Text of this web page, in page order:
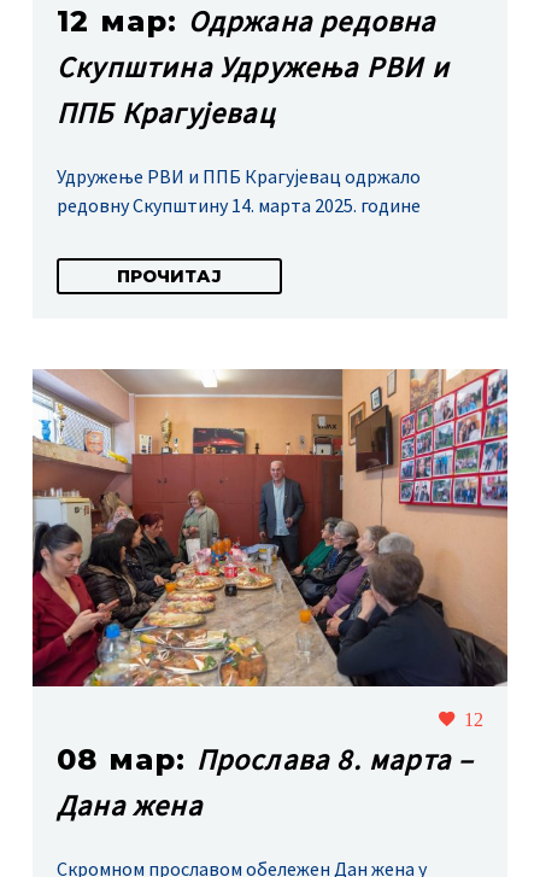
12 мар: Одржана редовна
Скупштина Удружења РВИ и
ППБ Крагујевац
Удружење РВИ и ППБ Крагујевац одржало
редовну Скупштину 14. марта 2025. године
ПРОЧИТАЈ
12
08 мар: Прослава 8. марта –
Дана жена
Скромном прославом обележен Дан жена у